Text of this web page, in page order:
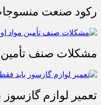
رکود صنعت
مشکلات صنف
تعمیر لوازم